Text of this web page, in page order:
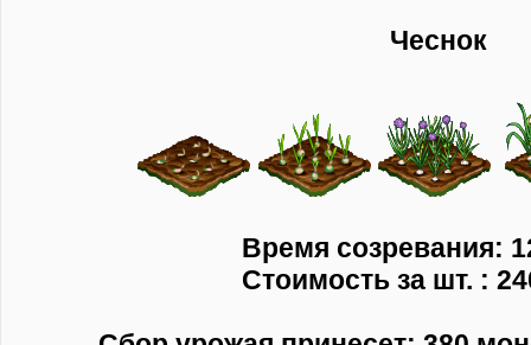
Чеснок
Время созревания:
Стоимость за шт. :